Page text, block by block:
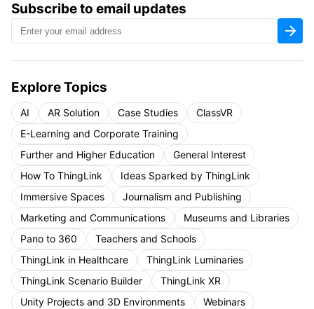
Subscribe to email updates
Explore Topics
AI AR Solution Case Studies
ClassVR
E-Learning and Corporate Training
Further and Higher Education
General Interest
How To ThingLink
Ideas Sparked by ThingLink
Immersive Spaces
Journalism and Publishing
Marketing and Communications
Museums and Libraries
Pano to 360
Teachers and Schools
ThingLink in Healthcare
ThingLink Luminaries
ThingLink Scenario Builder
ThingLink XR
Unity Projects and 3D Environments
Webinars